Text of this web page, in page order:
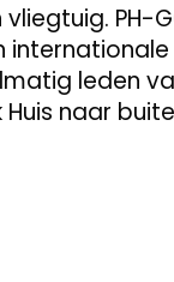
PH-
internationale
leden
naar